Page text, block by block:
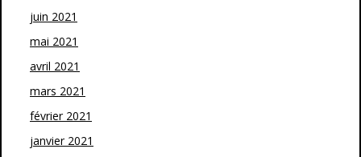
juin 2021
mai 2021
avril 2021
mars 2021
février 2021
janvier 2021